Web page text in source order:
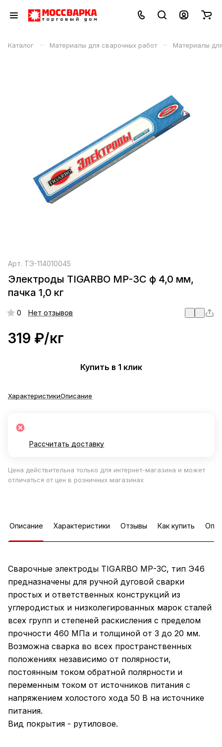
Каталог – Материалы для сварочных работ – Материалы
Арт. ТЭ-114010045
Электроды TIGARBO МР-3C ф 4,0 мм,
пачка 1,0 кг
0 Нет отзывов
319 ₽/кг
Купить в 1 клик
ХарактеристикиОписание
Рассчитать доставку
Цена действительна только для интернет-магазина и может
отличаться от цен в розничных магазинах
Описание Характеристики Отзывы Как купить
Сварочные электроды TIGARBO МР-3С, тип Э46
предназначены для ручной дуговой сварки
простых и ответственных конструкций из
углеродистых и низколегированных марок сталей
всех групп и степеней раскисления с пределом
прочности 460 МПа и толщиной от 3 до 20 мм.
Возможна сварка во всех пространственных
положениях независимо от полярности,
постоянным током обратной полярности и
переменным током от источников питания с
напряжением холостого хода 50 В на источнике
питания.
Вид покрытия - рутиловое.